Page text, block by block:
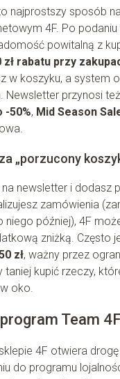
najprostszy sposób
4F. Po podaniu
powitalną z
zł rabatu przy
w koszyku, a system
Newsletter przynosi
-50%, Mid Season
„porzucony
newsletter i dodasz
zamówienia
później), 4F
zniżką. Często
zł, ważny przez
kupić rzeczy,
oko.
Team 4F
4F otwiera
do programu